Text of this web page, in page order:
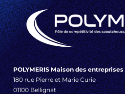
POLYMERIS Maison des entreprises
180 rue Pierre et Marie Curie
01100 Bellignat